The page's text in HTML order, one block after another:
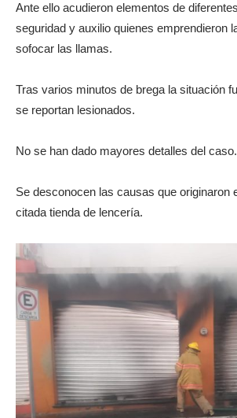
Ante ello acudieron elementos de
seguridad y auxilio quienes emprendieron
sofocar las llamas.
Tras varios minutos de brega la situación
se reportan lesionados.
No se han dado mayores detalles del caso.
Se desconocen las causas que originaron
citada tienda de lencería.